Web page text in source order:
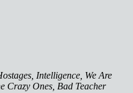
Intelligence, We Are
Crazy Ones, Bad Teacher